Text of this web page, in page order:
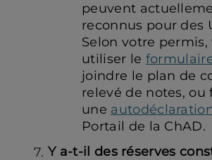
peuvent
reconnus pour des
Selon votre permis,
utiliser le
joindre le plan de
relevé de notes, ou
une autodéclaration
Portail de la ChAD.
Y a-t-il des réserves